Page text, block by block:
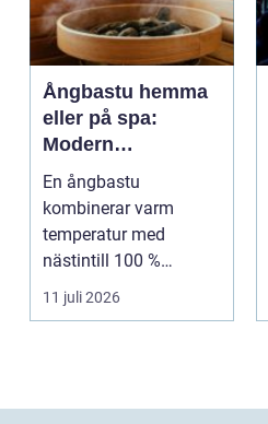
Ångbastu hemma
eller på spa:
Modern
återhämtning med
uråldrig logik
En ångbastu
kombinerar varm
temperatur med
nästintill 100 %
luftfuktighet för att
sk...
11 juli 2026